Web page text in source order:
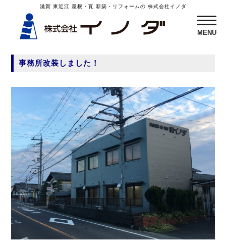
滋賀 東近江 屋根・瓦 新築・リフォームの 株式会社イノダ
MENU
MENU
事務所改装しました！